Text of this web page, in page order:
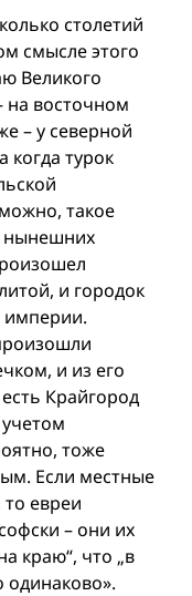
столетий
смысле этого
Великого
на восточном
– у северной
турок
такое
нынешних
и городок
империи.
и из его
Крайгород
тоже
Если местные
евреи
– они их
краю“, что „в